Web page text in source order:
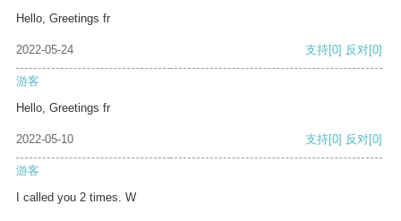
Hello, Greetings fr
2022-05-24 支持[0] 反对[0]
游客
Hello, Greetings fr
2022-05-10 支持[0] 反对[0]
游客
I called you 2 times. W